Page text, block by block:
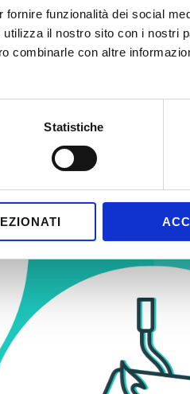
funzionalità dei social
il nostro sito con i nostri
combinarle con altre
Statistiche